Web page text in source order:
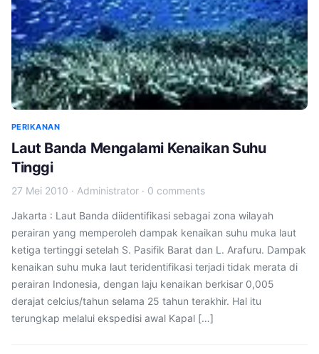
PERIKANAN
Laut Banda Mengalami Kenaikan Suhu
Tinggi
27 Mei 2010 · Administrator · 0 comments
Jakarta : Laut Banda diidentifikasi sebagai zona wilayah
perairan yang memperoleh dampak kenaikan suhu muka laut
ketiga tertinggi setelah S. Pasifik Barat dan L. Arafuru. Dampak
kenaikan suhu muka laut teridentifikasi terjadi tidak merata di
perairan Indonesia, dengan laju kenaikan berkisar 0,005
derajat celcius/tahun selama 25 tahun terakhir. Hal itu
terungkap melalui ekspedisi awal Kapal […]